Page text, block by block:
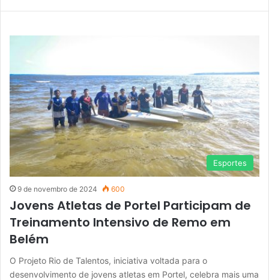
Esportes
9 de novembro de 2024 600
Jovens Atletas de Portel Participam de
Treinamento Intensivo de Remo em
Belém
O Projeto Rio de Talentos, iniciativa voltada para o
desenvolvimento de jovens atletas em Portel, celebra mais uma